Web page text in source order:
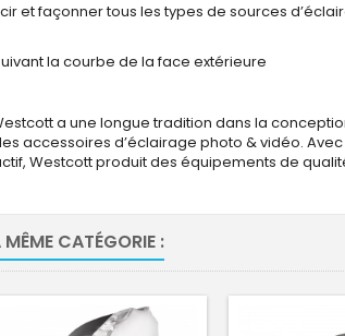
et façonner tous les types de sources
la courbe de la face extérieure
a une longue tradition dans la
accessoires d’éclairage photo & vidéo.
Westcott produit des équipements de
CATÉGORIE :